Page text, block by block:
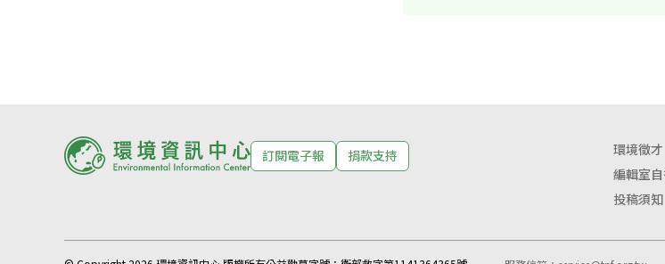
訂閱電子報 捐款支持 環境徵才
編輯室
投稿須知